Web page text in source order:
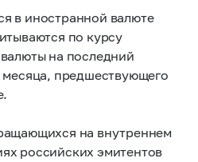
в иностранной валюте
по курсу
на последний
месяца, предшествующего
на внутреннем
российских эмитентов